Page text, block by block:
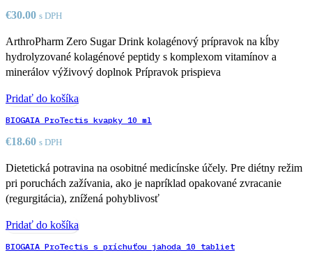
€30.00 s DPH
ArthroPharm Zero Sugar Drink kolagénový prípravok na kĺby
hydrolyzované kolagénové peptidy s komplexom vitamínov a
minerálov výživový doplnok Prípravok prispieva
Pridať do košíka
BIOGAIA ProTectis kvapky 10 ml
€18.60 s DPH
Dietetická potravina na osobitné medicínske účely. Pre diétny režim
pri poruchách zažívania, ako je napríklad opakované zvracanie
(regurgitácia), znížená pohyblivosť
Pridať do košíka
BIOGAIA ProTectis s príchuťou jahoda 10 tabliet